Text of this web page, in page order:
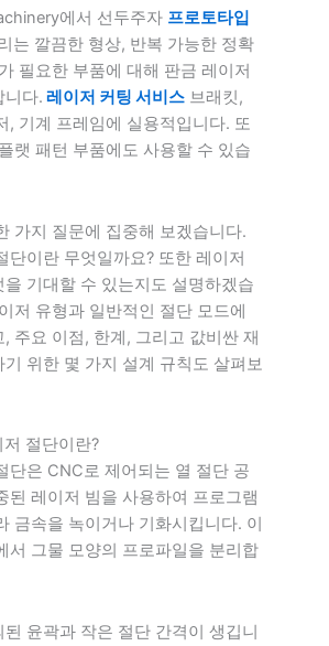
에서 선두주자 프로토타입
는 깔끔한 형상, 반복 가능한 정확
필요한 부품에 대해 판금 레이저
니다. 레이저 커팅 서비스 브래킷,
, 기계 프레임에 실용적입니다. 또
랫 패턴 부품에도 사용할 수 있습
가지 질문에 집중해 보겠습니다.
단이란 무엇일까요? 또한 레이저
을 기대할 수 있는지도 설명하겠습
저 유형과 일반적인 절단 모드에
주요 이점, 한계, 그리고 값비싼 재
기 위한 몇 가지 설계 규칙도 살펴보
절단이란?
단은 CNC로 제어되는 열 절단 공
된 레이저 빔을 사용하여 프로그램
금속을 녹이거나 기화시킵니다. 이
서 그물 모양의 프로파일을 분리합
된 윤곽과 작은 절단 간격이 생깁니